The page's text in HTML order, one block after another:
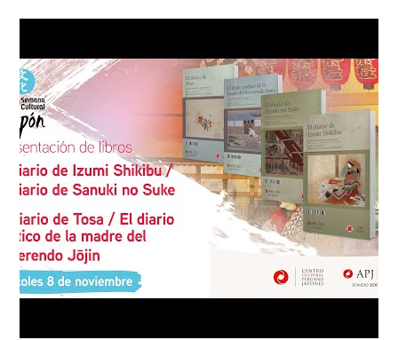
Museo de la Inmigración Japonesa
Fondo Editorial
Teatro Peruano Japonés